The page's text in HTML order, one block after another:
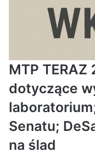
MTP
dotyczące
Senatu;
na ślad